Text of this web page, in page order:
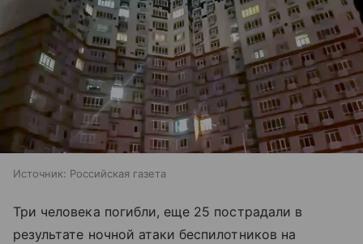
Источник: Российская газета
Три человека погибли, еще 25 пострадали в
результате ночной атаки беспилотников на